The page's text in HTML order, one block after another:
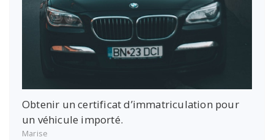
Obtenir un certificat d’immatriculation pour
un véhicule importé.
Marise